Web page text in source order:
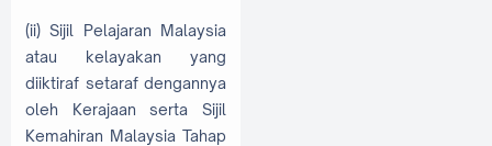
(ii) Sijil Pelajaran Malaysia
atau kelayakan yang
diiktiraf setaraf dengannya
oleh Kerajaan serta Sijil
Kemahiran Malaysia Tahap